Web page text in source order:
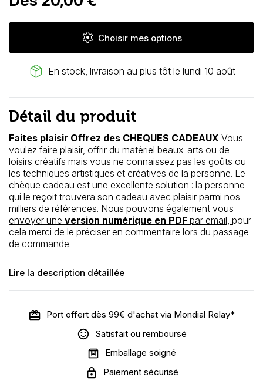
settings Choisir mes options
package_2 En stock, livraison au plus tôt le lundi 10 août
Détail du produit
Faites plaisir Offrez des CHEQUES CADEAUX Vous
voulez faire plaisir, offrir du matériel beaux-arts ou de
loisirs créatifs mais vous ne connaissez pas les goûts ou
les techniques artistiques et créatives de la personne. Le
chèque cadeau est une excellente solution : la personne
qui le reçoit trouvera son cadeau avec plaisir parmi nos
milliers de références. Nous pouvons également vous
envoyer une version numérique en PDF par email, pour
cela merci de le préciser en commentaire lors du passage
de commande.
Lire la description détaillée
Port offert dès 99€ d'achat via Mondial Relay*
Satisfait ou remboursé
Emballage soigné
Paiement sécurisé